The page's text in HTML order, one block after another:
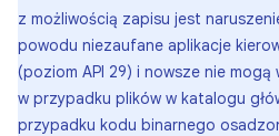
z możliwością zapisu jest
powodu niezaufane aplikacje
(poziom API 29) i nowsze nie mogą
w przypadku plików w katalogu
przypadku kodu binarnego